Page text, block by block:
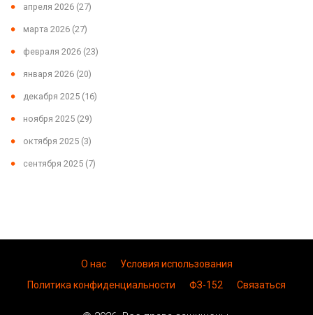
апреля 2026 (27)
марта 2026 (27)
февраля 2026 (23)
января 2026 (20)
декабря 2025 (16)
ноября 2025 (29)
октября 2025 (3)
сентября 2025 (7)
О нас
Условия использования
Политика конфиденциальности
ФЗ-152 Связаться